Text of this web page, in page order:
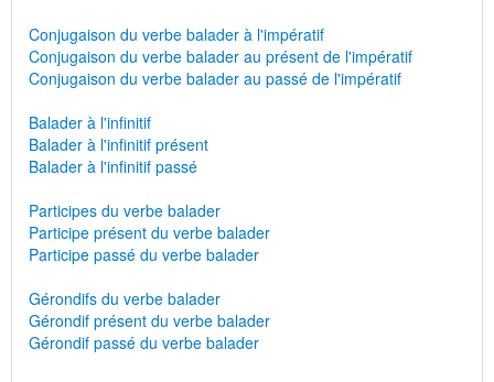
Conjugaison du verbe balader à l'impératif
Conjugaison du verbe balader au présent de l'impératif
Conjugaison du verbe balader au passé de l'impératif
Balader à l'infinitif
Balader à l'infinitif présent
Balader à l'infinitif passé
Participes du verbe balader
Participe présent du verbe balader
Participe passé du verbe balader
Gérondifs du verbe balader
Gérondif présent du verbe balader
Gérondif passé du verbe balader